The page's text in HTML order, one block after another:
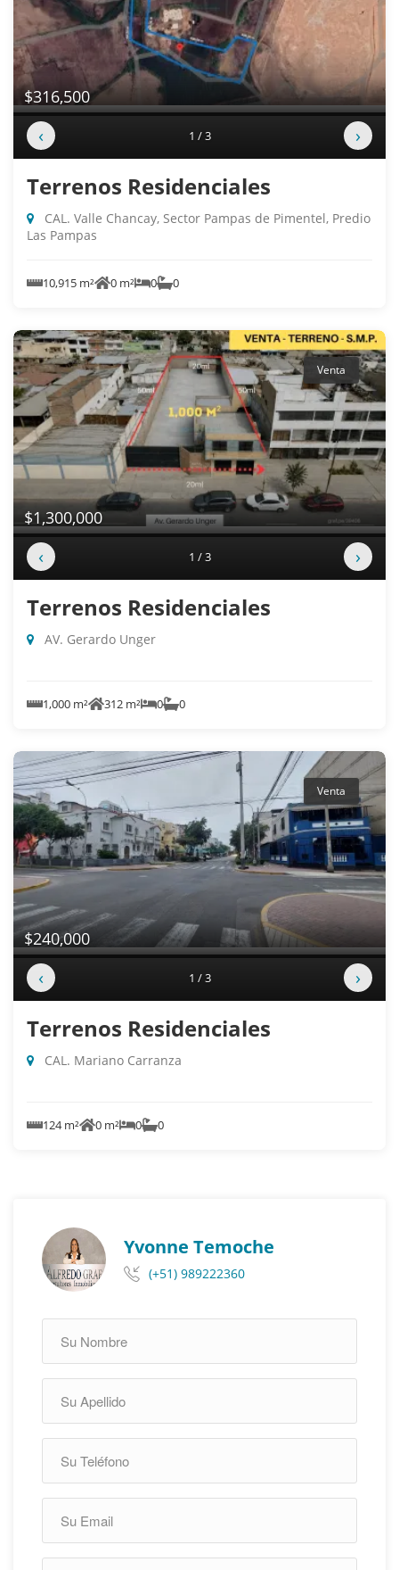
$316,500
‹ 1 / 3 ›
Terrenos Residenciales
Las Pampas
10,915 m² 0 m² 0 0
Venta
$1,300,000
‹ 1 / 3 ›
Terrenos Residenciales
AV. Gerardo Unger
1,000 m² 312 m² 0 0
Venta
$240,000
‹ 1 / 3 ›
Terrenos Residenciales
CAL. Mariano Carranza
124 m² 0 m² 0 0
Yvonne Temoche
(+51) 989222360